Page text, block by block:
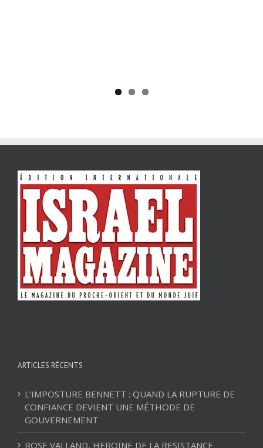
ARTICLES RÉCENTS
L’IMPOSTURE BENNETT : QUAND LA RUPTURE DE
CONFIANCE DEVIENT UNE MÉTHODE DE
GOUVERNEMENT
ROSE VALLAND, HEROÏNE DE LA RESISTANCE